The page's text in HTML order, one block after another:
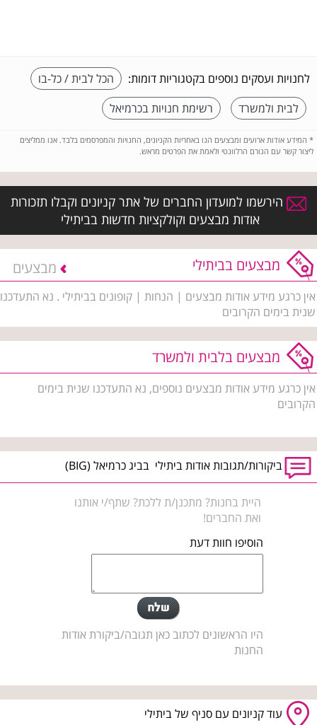
לחנויות ועסקים נוספים בקטגוריות דומות:
הכל לבית / כל-בו
לבית ולמשרד
רשימת חנויות בכרמיאל
* המידע אודות ארועים ומבצעים הנו באחריות הקניונים, החנויות והמפרסמים בלבד. אנו ממליצים
ליצור קשר עם הגורם הרלוונטי ולאמת את הפרטים מראש.
הירשמו למועדון החברים של אתר קניונים וקבלו תזכורות
אודות מבצעים וקולקציות חדשות בביתילי
מבצעים בביתילי מבצעים
אין כרגע מידע אודות מבצעים | הנחות | קופונים בביתילי . נא התעדכנו
שנית בימים הקרובים
מבצעים בלבית ולמשרד
אין כרגע מידע אודות מבצעים נוספים, נא התעדכנו שנית בימים
הקרובים
ביקורות/תגובות אודות ביתילי בביג כרמיאל (BIG)
היית בחנות? מתכנן/ת ללכת? שתף/י אותנו
ואת החברים!
הוסיפו חוות דעת
היו הראשונים לכתוב כאן תגובה/ביקורת אודות
החנות
עוד קניונים עם סניף של ביתילי